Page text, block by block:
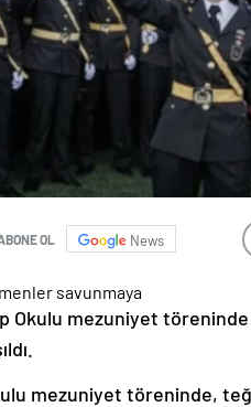
OL News
Okulu mezuniyet
mezuniyet töreninde,